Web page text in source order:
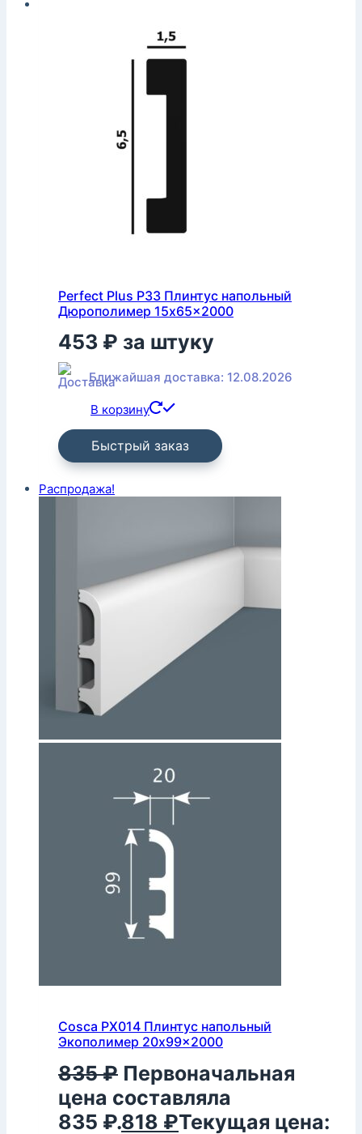
Perfect Plus P33 Плинтус напольный
Дюрополимер 15x65x2000
453 ₽ за штуку
Ближайшая доставка: 12.08.2026
В корзину
Быстрый заказ
Распродажа!
Cosca PX014 Плинтус напольный
Экополимер 20x99x2000
835₽ Первоначальная
цена составляла
835 ₽.818 ₽Текущая цена: